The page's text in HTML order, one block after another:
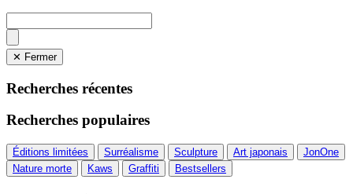
✕ Fermer
Recherches récentes
Recherches populaires
Éditions limitées Surréalisme Sculpture Art japonais
JonOne
Nature morte
Kaws Graffiti Bestsellers